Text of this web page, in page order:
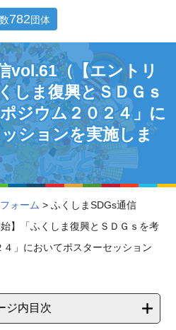
782団体
vol.61（【エントリ
しま復興とＳＤＧｓ
ジウム２０２４」に
ションを実施しま
ォーム > ふくしまSDGs通信
】「ふくしま復興とＳＤＧｓを考
」においてポスターセッション
ジ内目次